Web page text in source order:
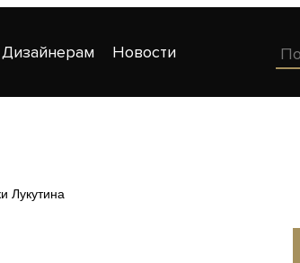
Дизайнерам Новости
Лукутина